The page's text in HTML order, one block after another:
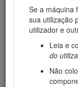
Se a máquina
sua utilização
utilizador e
Leia e
do
Não
Important: Para
e o
atentamente e
funcionamento
adequada, a
Para mais
funcionamento